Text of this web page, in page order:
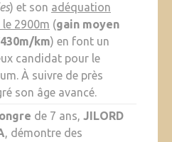
) et son adéquation
le 2900m (gain moyen
km) en font un
candidat pour le
À suivre de près
son âge avancé.
de 7 ans, JILORD
, démontre des